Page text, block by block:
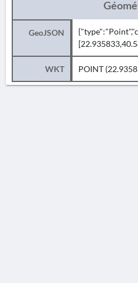
GeoJSON
WKT POINT